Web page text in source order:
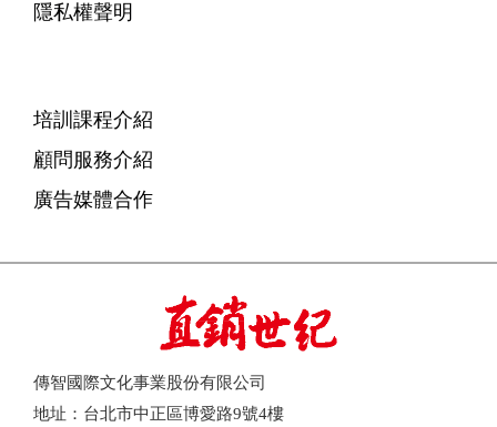
隱私權聲明
培訓課程介紹
顧問服務介紹
廣告媒體合作
傳智國際文化事業股份有限公司
地址：台北市中正區博愛路9號4樓